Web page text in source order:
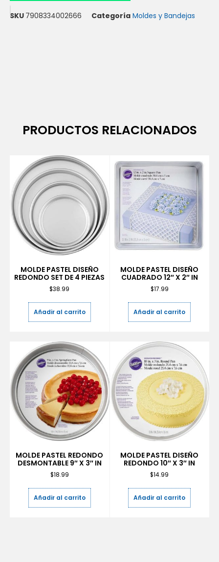
SKU 7908334002666 Categoría Moldes y Bandejas
PRODUCTOS RELACIONADOS
MOLDE PASTEL DISEÑO
REDONDO SET DE 4 PIEZAS
$38.99
Añadir al carrito
MOLDE PASTEL DISEÑO
CUADRADO 12″ X 2″ IN
$17.99
Añadir al carrito
MOLDE PASTEL REDONDO
DESMONTABLE 9″ X 3″ IN
$18.99
Añadir al carrito
MOLDE PASTEL DISEÑO
REDONDO 10″ X 3″ IN
$14.99
Añadir al carrito